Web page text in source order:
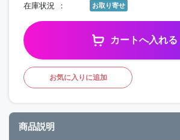
在庫状況 お取り寄せ
カートへ入れる
お気に入りに追加
商品説明